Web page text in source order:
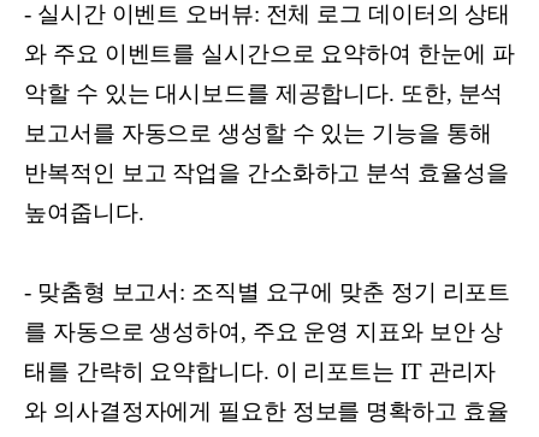
- 실시간 이벤트 오버뷰: 전체 로그 데이터의 상태
와 주요 이벤트를 실시간으로 요약하여 한눈에 파
악할 수 있는 대시보드를 제공합니다. 또한, 분석
보고서를 자동으로 생성할 수 있는 기능을 통해
반복적인 보고 작업을 간소화하고 분석 효율성을
높여줍니다.
- 맞춤형 보고서: 조직별 요구에 맞춘 정기 리포트
를 자동으로 생성하여, 주요 운영 지표와 보안 상
태를 간략히 요약합니다. 이 리포트는 IT 관리자
와 의사결정자에게 필요한 정보를 명확하고 효율